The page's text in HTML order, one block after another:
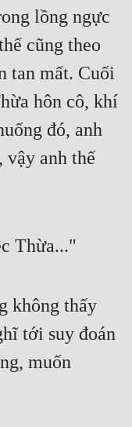
lồng ngực
cũng theo
tan mất. Cuối
hôn cô, khí
đó, anh
vậy anh thế
Thừa..."
không thấy
tới suy đoán
muốn